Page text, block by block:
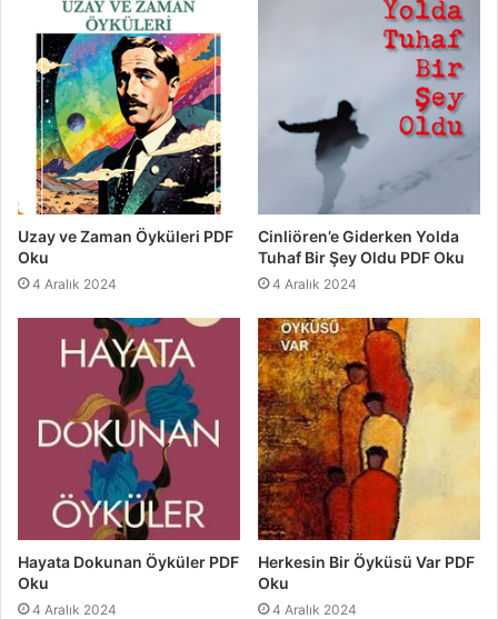
Uzay ve Zaman Öyküleri PDF
Oku
4 Aralık 2024
Cinliören’e Giderken Yolda
Tuhaf Bir Şey Oldu PDF Oku
4 Aralık 2024
Hayata Dokunan Öyküler PDF
Oku
4 Aralık 2024
Herkesin Bir Öyküsü Var PDF
Oku
4 Aralık 2024